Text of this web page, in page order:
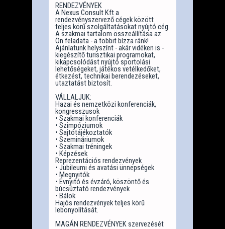
RENDEZVÉNYEK
A Nexus Consult Kft a
rendezvényszervező cégek között
teljes körű szolgáltatásokat nyújtó cég.
A szakmai tartalom összeállítása az
Ön feladata - a többit bízza ránk!
Ajánlatunk helyszínt - akár vidéken is -
kiegészítő turisztikai programokat,
kikapcsolódást nyújtó sportolási
lehetőségeket, játékos vetélkedőket,
étkezést, technikai berendezéseket,
utaztatást biztosít.
VÁLLALJUK:
Hazai és nemzetközi konferenciák,
kongresszusok
• Szakmai konferenciák
• Szimpóziumok
• Sajtótájékoztatók
• Szemináriumok
• Szakmai tréningek
• Képzések
Reprezentációs rendezvények
• Jubileumi és avatási ünnepségek
• Megnyitók
• Évnyitó és évzáró, köszöntő és
búcsúztató rendezvények
• Bálok
Hajós rendezvények teljes körű
lebonyolítását.
MAGÁN RENDEZVÉNYEK szervezését